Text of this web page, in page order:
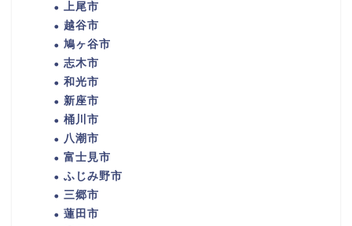
上尾市
越谷市
鳩ヶ谷市
志木市
和光市
新座市
桶川市
八潮市
富士見市
ふじみ野市
三郷市
蓮田市